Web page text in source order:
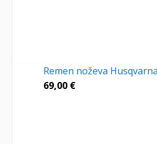
Remen noževa
69,00 €